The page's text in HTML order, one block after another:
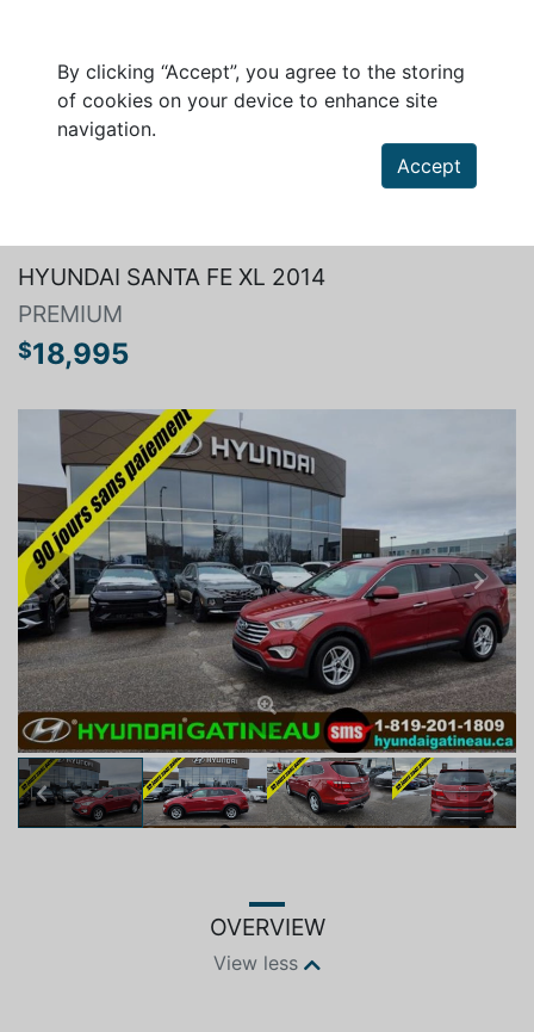
By clicking “Accept”, you agree to the storing
of cookies on your device to enhance site
navigation.
Accept
HYUNDAI SANTA FE XL 2014
PREMIUM
$18,995
Previous Next
Previous Next
OVERVIEW
View less